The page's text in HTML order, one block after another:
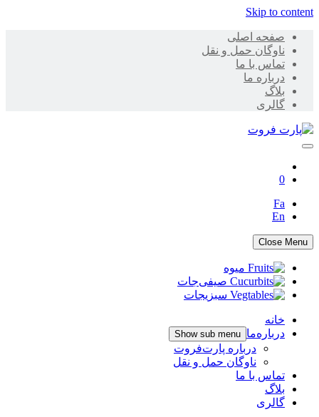
Skip to content
صفحه اصلی
ناوگان حمل و نقل
تماس با ما
درباره ما
بلاگ
گالری
0
Fa
En
Close Menu
میوه
صیفی‌جات
سبزیجات
خانه
درباره‌ما Show sub menu
درباره پارت‌فروت
ناوگان حمل و نقل
تماس با ما
بلاگ
گالری